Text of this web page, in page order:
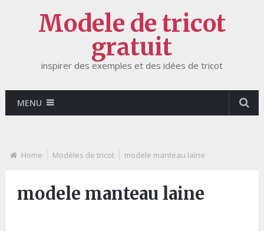
Modele de tricot
gratuit
inspirer des exemples et des idées de tricot
MENU
Home Modèles de tricot modele manteau laine
modele manteau laine